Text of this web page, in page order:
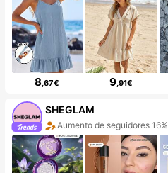
8,67€ 9,91€
SHEGLAM
Aumento de seguidores 16%